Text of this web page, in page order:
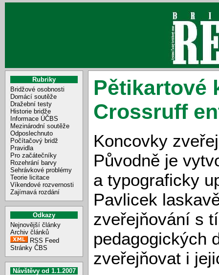
Rubriky
Bridžové osobnosti
Domácí soutěže
Dražební testy
Historie bridže
Informace ÚČBS
Mezinárodní soutěže
Odposlechnuto
Počítačový bridž
Pravidla
Pro začátečníky
Rozehrání barvy
Sehrávkové problémy
Teorie licitace
Víkendové rozvernosti
Zajímavá rozdání
Odkazy
Nejnovější články
Archiv článků
RSS Feed
Stránky ČBS
Návštěvy od 1.1.2007
Pětikartové
Crossruff
Koncovky
Původně je
a typograficky
Pavlicek
zveřejňování s
pedagogických
zveřejňovat i